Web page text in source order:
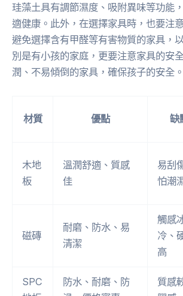
珪藻土具有調節濕度、吸附異味等功能
適健康。此外，在選擇家具時，也要注
避免選擇含有甲醛等有害物質的家具，
別是有小孩的家庭，更要注意家具的安
潤、不易傾倒的家具，確保孩子的安全。
材質 優點 缺
木地
板
溫潤舒適、質感
佳
易刮
怕潮
磁磚
耐磨、防水、易
清潔
觸感
冷、
高
SPC
防水、耐磨、防
質感